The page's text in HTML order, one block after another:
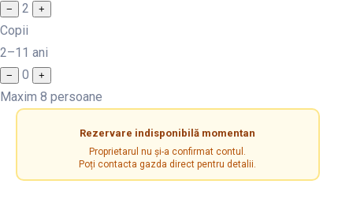
− 2 +
Copii
2–11 ani
− 0 +
Maxim 8 persoane
Rezervare indisponibilă momentan
Proprietarul nu și-a confirmat contul.
Poți contacta gazda direct pentru detalii.